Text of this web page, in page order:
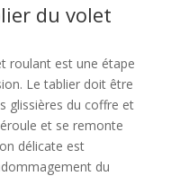
du volet
roulant est une étape
Le tablier doit être
glissières du coffre et
et se remonte
délicate est
du